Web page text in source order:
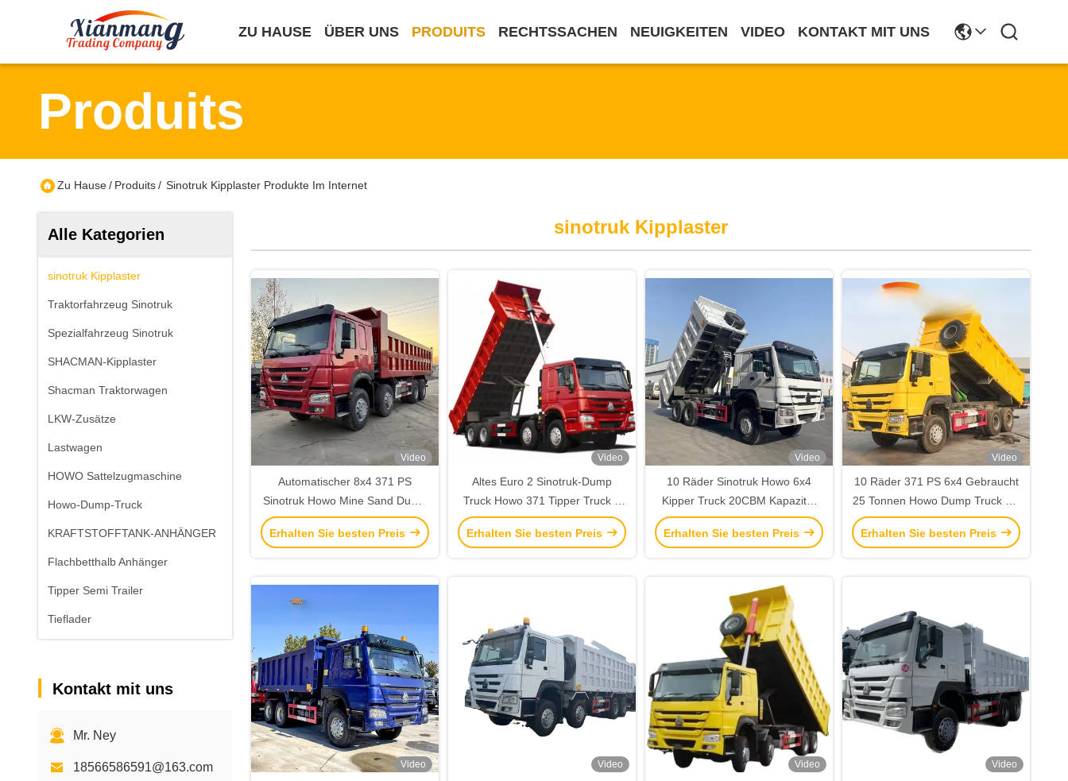
ZU HAUSE ÜBER UNS PRODUITS RECHTSSACHEN NEUIGKEITEN VIDEO KONTAKT MIT UNS
Produits
Zu Hause/ Produits/ Sinotruk Kipplaster Produkte Im Internet
Alle Kategorien
sinotruk Kipplaster
Traktorfahrzeug Sinotruk
Spezialfahrzeug Sinotruk
SHACMAN-Kipplaster
Shacman Traktorwagen
LKW-Zusätze
Lastwagen
HOWO Sattelzugmaschine
Howo-Dump-Truck
KRAFTSTOFFTANK-ANHÄNGER
Flachbetthalb Anhänger
Tipper Semi Trailer
Tieflader
Kontakt mit uns
Mr. Ney
18566586591@163.com
sinotruk Kipplaster
Video
Automatischer 8x4 371 PS
Sinotruk Howo Mine Sand Dump
Tipper Truck 40 Tonnen 60
Tonnen In Afrika
Erhalten Sie besten Preis
Video
Altes Euro 2 Sinotruk-Dump
Truck Howo 371 Tipper Truck 8
Tonnen Rechtslenken
Erhalten Sie besten Preis
Video
10 Räder Sinotruk Howo 6x4
Kipper Truck 20CBM Kapazität
Howo Dump Truck LHD Antrieb
Erhalten Sie besten Preis
Video
10 Räder 371 PS 6x4 Gebraucht
25 Tonnen Howo Dump Truck mit
Ladungstanke Länge 5,3-6,2M
Erhalten Sie besten Preis
Video Video Video Video